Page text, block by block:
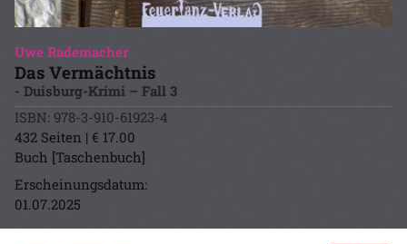
Uwe Rademacher
Das Vermächtnis
- Duisburg-Krimi – Fall 3
ISBN: 978-3-910-61923-4
432 Seiten | € 17.00
Buch [Taschenbuch]
Erscheinungsdatum:
01.07.2025